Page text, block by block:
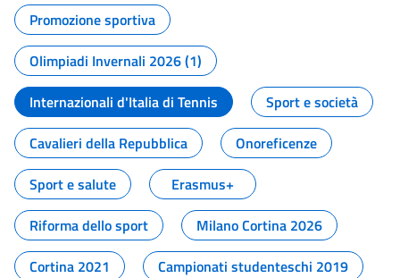
Promozione sportiva
Olimpiadi Invernali 2026 (1)
Internazionali d'Italia di Tennis
Sport e società
Cavalieri della Repubblica
Onoreficenze
Sport e salute
Erasmus+
Riforma dello sport
Milano Cortina 2026
Cortina 2021
Campionati studenteschi 2019